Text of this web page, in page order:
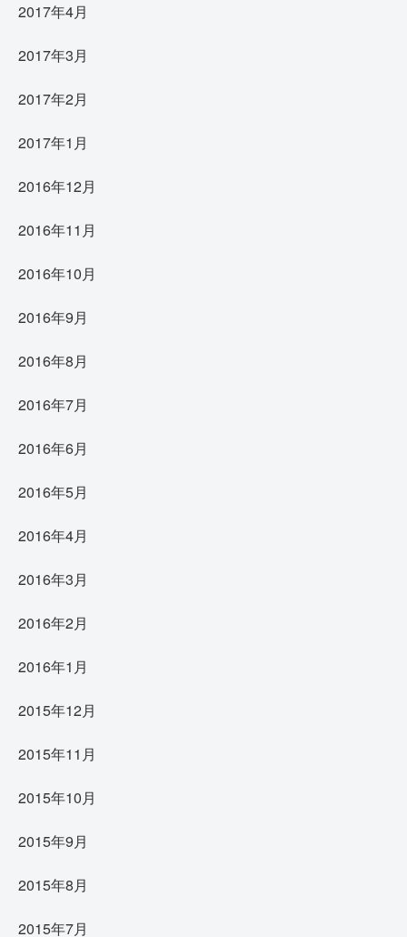
2017年4月
2017年3月
2017年2月
2017年1月
2016年12月
2016年11月
2016年10月
2016年9月
2016年8月
2016年7月
2016年6月
2016年5月
2016年4月
2016年3月
2016年2月
2016年1月
2015年12月
2015年11月
2015年10月
2015年9月
2015年8月
2015年7月